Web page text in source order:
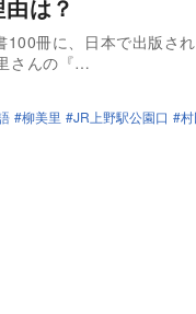
は？
冊に、日本で出版さ
さんの『…
柳美里 JR上野駅公園口